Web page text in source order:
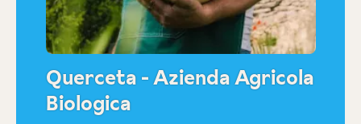
Querceta - Azienda Agricola
Biologica